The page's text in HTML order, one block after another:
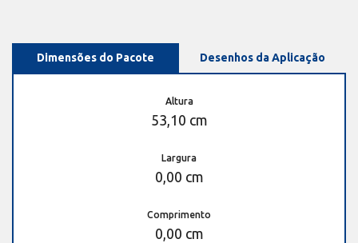
Dimensões do Pacote Desenhos da Aplicação
Altura
53,10 cm
Largura
0,00 cm
Comprimento
0,00 cm